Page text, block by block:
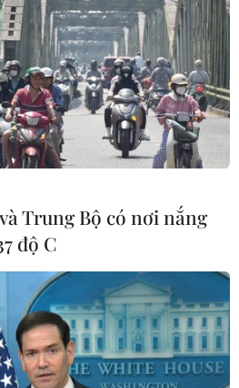
Trung Bộ có nơi nắng
độ C